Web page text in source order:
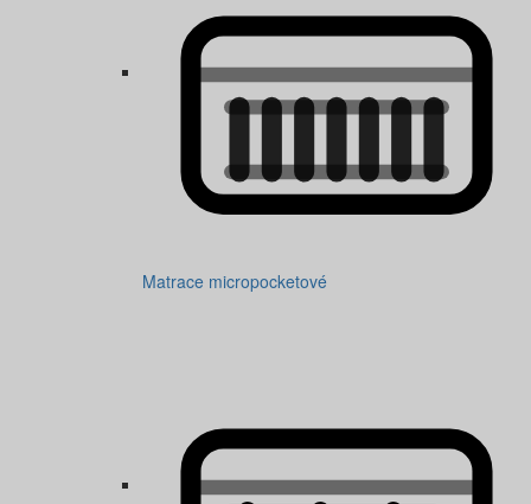
Matrace micropocketové